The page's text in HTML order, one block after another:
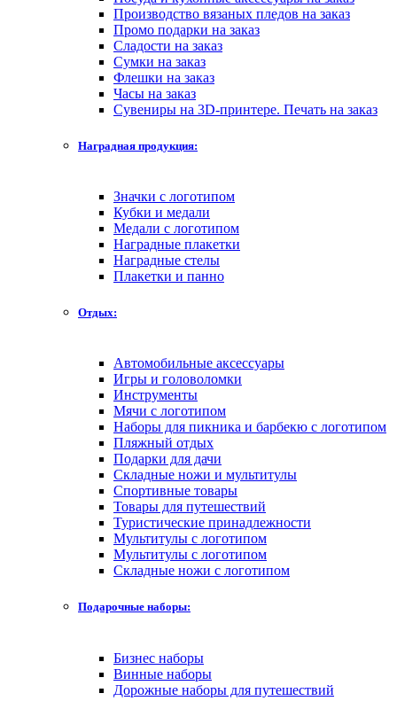
Производство вязаных пледов на заказ
Промо подарки на заказ
Сладости на заказ
Сумки на заказ
Флешки на заказ
Часы на заказ
Сувениры на 3D-принтере. Печать на заказ
Наградная продукция:
Значки с логотипом
Кубки и медали
Медали с логотипом
Наградные плакетки
Наградные стелы
Плакетки и панно
Отдых:
Автомобильные аксессуары
Игры и головоломки
Инструменты
Мячи с логотипом
Наборы для пикника и барбекю с логотипом
Пляжный отдых
Подарки для дачи
Складные ножи и мультитулы
Спортивные товары
Товары для путешествий
Туристические принадлежности
Мультитулы с логотипом
Мультитулы с логотипом
Складные ножи с логотипом
Подарочные наборы:
Бизнес наборы
Винные наборы
Дорожные наборы для путешествий